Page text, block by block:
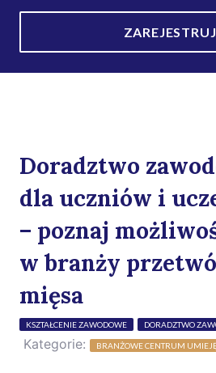
Doradztwo
dla uczniów i
– poznaj
w branży
mięsa
KSZTAŁCENIE ZAWODOWE DORADZTWO
Kategorie: BRANŻOWE CENTRUM